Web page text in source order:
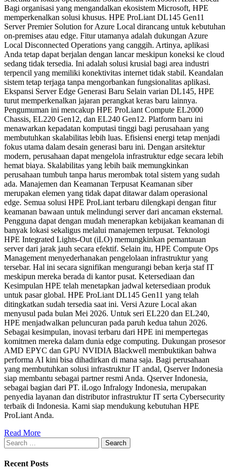
Bagi organisasi yang mengandalkan ekosistem Microsoft, HPE
memperkenalkan solusi khusus. HPE ProLiant DL145 Gen11
Server Premier Solution for Azure Local dirancang untuk kebutuhan
on-premises atau edge. Fitur utamanya adalah dukungan Azure
Local Disconnected Operations yang canggih. Artinya, aplikasi
Anda tetap dapat berjalan dengan lancar meskipun koneksi ke cloud
sedang tidak tersedia. Ini adalah solusi krusial bagi area industri
terpencil yang memiliki konektivitas internet tidak stabil. Keandalan
sistem tetap terjaga tanpa mengorbankan fungsionalitas aplikasi.
Ekspansi Server Edge Generasi Baru Selain varian DL145, HPE
turut memperkenalkan jajaran perangkat keras baru lainnya.
Pengumuman ini mencakup HPE ProLiant Compute EL2000
Chassis, EL220 Gen12, dan EL240 Gen12. Platform baru ini
menawarkan kepadatan komputasi tinggi bagi perusahaan yang
membutuhkan skalabilitas lebih luas. Efisiensi energi tetap menjadi
fokus utama dalam desain generasi baru ini. Dengan arsitektur
modern, perusahaan dapat mengelola infrastruktur edge secara lebih
hemat biaya. Skalabilitas yang lebih baik memungkinkan
perusahaan tumbuh tanpa harus merombak total sistem yang sudah
ada. Manajemen dan Keamanan Terpusat Keamanan siber
merupakan elemen yang tidak dapat ditawar dalam operasional
edge. Semua solusi HPE ProLiant terbaru dilengkapi dengan fitur
keamanan bawaan untuk melindungi server dari ancaman eksternal.
Pengguna dapat dengan mudah menerapkan kebijakan keamanan di
banyak lokasi sekaligus melalui manajemen terpusat. Teknologi
HPE Integrated Lights-Out (iLO) memungkinkan pemantauan
server dari jarak jauh secara efektif. Selain itu, HPE Compute Ops
Management menyederhanakan pengelolaan infrastruktur yang
tersebar. Hal ini secara signifikan mengurangi beban kerja staf IT
meskipun mereka berada di kantor pusat. Ketersediaan dan
Kesimpulan HPE telah menetapkan jadwal ketersediaan produk
untuk pasar global. HPE ProLiant DL145 Gen11 yang telah
ditingkatkan sudah tersedia saat ini. Versi Azure Local akan
menyusul pada bulan Mei 2026. Untuk seri EL220 dan EL240,
HPE menjadwalkan peluncuran pada paruh kedua tahun 2026.
Sebagai kesimpulan, inovasi terbaru dari HPE ini mempertegas
komitmen mereka dalam dunia edge computing. Dukungan prosesor
AMD EPYC dan GPU NVIDIA Blackwell membuktikan bahwa
performa AI kini bisa dihadirkan di mana saja. Bagi perusahaan
yang membutuhkan solusi infrastruktur IT andal, Qserver Indonesia
siap membantu sebagai partner resmi Anda. Qserver Indonesia,
sebagai bagian dari PT. iLogo Infralogy Indonesia, merupakan
penyedia layanan dan distributor infrastruktur IT serta Cybersecurity
terbaik di Indonesia. Kami siap mendukung kebutuhan HPE
ProLiant Anda.
Read More
Recent Posts